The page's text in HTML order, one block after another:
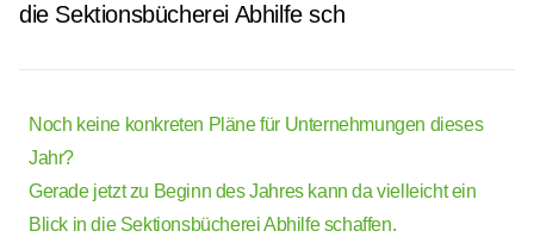
die Sektionsbücherei Abhilfe sch
Noch keine konkreten Pläne für Unternehmungen dieses
Jahr?
Gerade jetzt zu Beginn des Jahres kann da vielleicht ein
Blick in die Sektionsbücherei Abhilfe schaffen.